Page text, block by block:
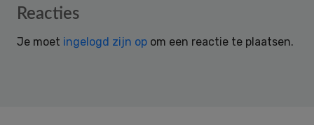
Reader
Reacties
Je moet ingelogd zijn op om een reactie te plaatsen.